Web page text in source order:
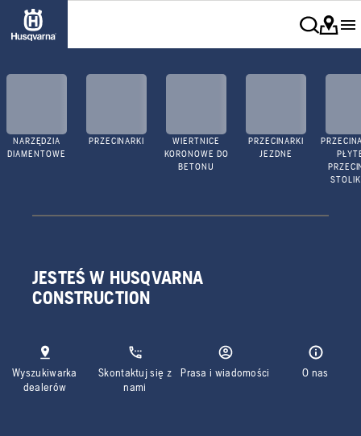
NARZĘDZIA
DIAMENTOWE
PRZECINARKI
WIERTNICE
KORONOWE DO
BETONU
PRZECINARKI
JEZDNE
JESTEŚ W HUSQVARNA
CONSTRUCTION
Wyszukiwarka
dealerów
Skontaktuj się z
nami
Prasa i wiadomości O nas